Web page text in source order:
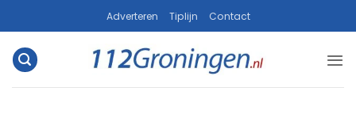
naar
inhoud
Adverteren Tiplijn Contact